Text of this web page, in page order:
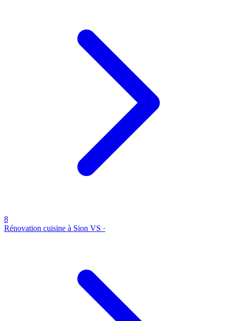
8
Rénovation cuisine à Sion VS ·